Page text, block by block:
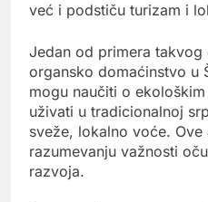
već i podstiču turizam i
Jedan od primera takvog
organsko domaćinstvo u
mogu naučiti o
uživati u tradicionalnoj
sveže, lokalno voće.
razumevanju važnosti
razvoja.